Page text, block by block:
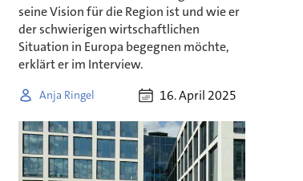
seine Vision für die Region ist und wie er
der schwierigen wirtschaftlichen
Situation in Europa begegnen möchte,
erklärt er im Interview.
Anja Ringel 16. April 2025